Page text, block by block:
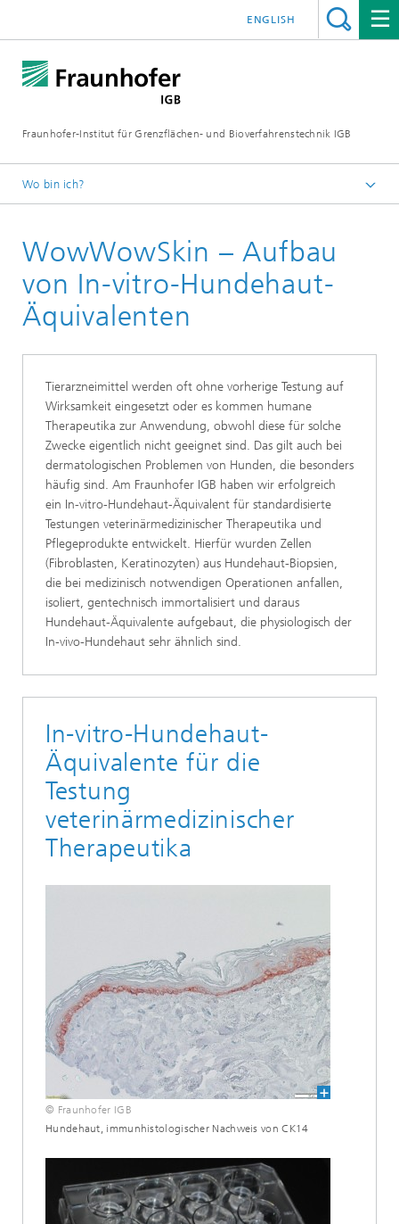
Fraunhofer-Institut für Grenzflächen- und Bioverfahrenstechnik IGB
ENGLISH
Wo bin ich?
Projekte
WowWowSkin – Aufbau
von In-vitro-Hundehaut-
Äquivalenten
Tierarzneimittel werden oft ohne vorherige Testung auf
Wirksamkeit eingesetzt oder es kommen humane
Therapeutika zur Anwendung, obwohl diese für solche
Zwecke eigentlich nicht geeignet sind. Das gilt auch bei
dermatologischen Problemen von Hunden, die besonders
häufig sind. Am Fraunhofer IGB haben wir erfolgreich
ein In-vitro-Hundehaut-Äquivalent für standardisierte
Testungen veterinärmedizinischer Therapeutika und
Pflegeprodukte entwickelt. Hierfür wurden Zellen
(Fibroblasten, Keratinozyten) aus Hundehaut-Biopsien,
die bei medizinisch notwendigen Operationen anfallen,
isoliert, gentechnisch immortalisiert und daraus
Hundehaut-Äquivalente aufgebaut, die physiologisch der
In-vivo-Hundehaut sehr ähnlich sind.
In-vitro-Hundehaut-
Äquivalente für die
Testung
veterinärmedizinischer
Therapeutika
© Fraunhofer IGB
Hundehaut, immunhistologischer Nachweis von CK14